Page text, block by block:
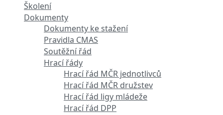
Školení
Dokumenty
Dokumenty ke stažení
Pravidla CMAS
Soutěžní řád
Hrací řády
Hrací řád MČR jednotlivců
Hrací řád MČR družstev
Hrací řád ligy mládeže
Hrací řád DPP